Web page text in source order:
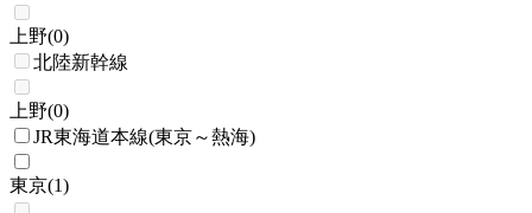
上野(0)
北陸新幹線
上野(0)
JR東海道本線(東京～熱海)
東京(1)